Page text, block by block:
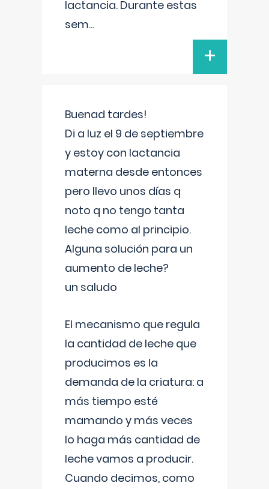
lactancia. Durante estas
sem...
+
Buenad tardes!
Di a luz el 9 de septiembre
y estoy con lactancia
materna desde entonces
pero llevo unos días q
noto q no tengo tanta
leche como al principio.
Alguna solución para un
aumento de leche?
un saludo
El mecanismo que regula
la cantidad de leche que
producimos es la
demanda de la criatura: a
más tiempo esté
mamando y más veces
lo haga más cantidad de
leche vamos a producir.
Cuando decimos, como